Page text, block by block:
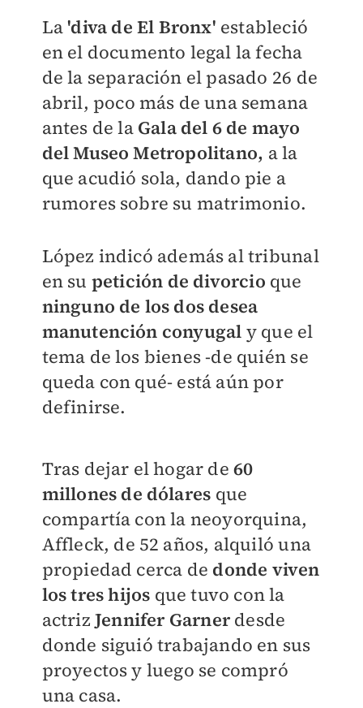
La'diva de El Bronx' estableció
en el documento legal la fecha
de la separación el pasado 26 de
abril, poco más de una semana
antes de la Gala del 6 de mayo
del Museo Metropolitano, a la
que acudió sola, dando pie a
rumores sobre su matrimonio.
López indicó además al tribunal
en su petición de divorcio que
ninguno de los dos desea
manutención conyugal y que el
tema de los bienes -de quién se
queda con qué- está aún por
definirse.
Tras dejar el hogar de60
millones de dólares que
compartía con la neoyorquina,
Affleck, de 52 años, alquiló una
propiedad cerca de donde viven
los tres hijos que tuvo con la
actriz Jennifer Garnerdesde
donde siguió trabajando en sus
proyectos y luego se compró
una casa.